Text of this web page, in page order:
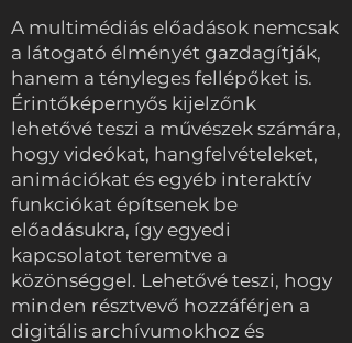
A multimédiás előadások nemcsak
a látogató élményét gazdagítják,
hanem a tényleges fellépőket is.
Érintőképernyős kijelzőnk
lehetővé teszi a művészek számára,
hogy videókat, hangfelvételeket,
animációkat és egyéb interaktív
funkciókat építsenek be
előadásukra, így egyedi
kapcsolatot teremtve a
közönséggel. Lehetővé teszi, hogy
minden résztvevő hozzáférjen a
digitális archívumokhoz és